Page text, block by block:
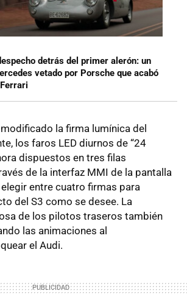
detrás del primer alerón: un
vetado por Porsche que acabó
la firma lumínica del
los faros LED diurnos de “24
dispuestos en tres filas
de la interfaz MMI de la pantalla
entre cuatro firmas para
del S3 como se desee. La
de los pilotos traseros también
las animaciones al
el Audi.